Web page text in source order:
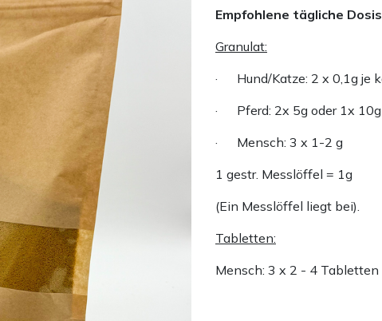
Empfohlene tägliche Dosis
Granulat:
· Hund/Katze: 2 x 0,1g je
· Pferd: 2x 5g oder 1x 10g
· Mensch: 3 x 1-2 g
1 gestr. Messlöffel = 1g
(Ein Messlöffel liegt bei).
Tabletten:
Mensch: 3 x 2 - 4 Tabletten